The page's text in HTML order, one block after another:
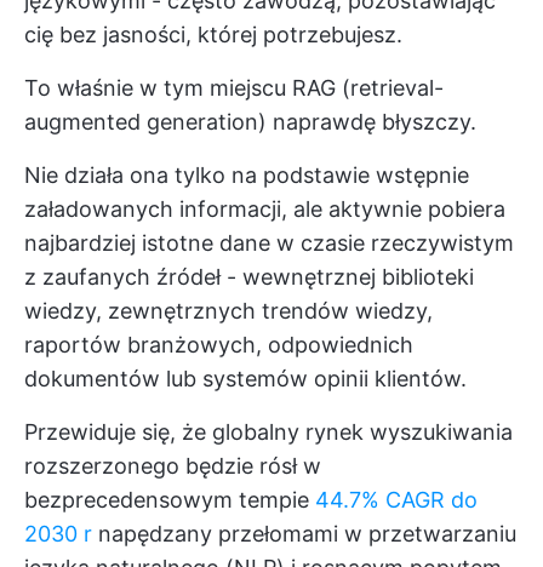
cię bez jasności, której potrzebujesz.
To właśnie w tym miejscu RAG (retrieval-
augmented generation) naprawdę błyszczy.
Nie działa ona tylko na podstawie wstępnie
załadowanych informacji, ale aktywnie pobiera
najbardziej istotne dane w czasie rzeczywistym
z zaufanych źródeł - wewnętrznej biblioteki
wiedzy, zewnętrznych trendów wiedzy,
raportów branżowych, odpowiednich
dokumentów lub systemów opinii klientów.
Przewiduje się, że globalny rynek wyszukiwania
rozszerzonego będzie rósł w
bezprecedensowym tempie 44.7% CAGR do
2030 r napędzany przełomami w przetwarzaniu